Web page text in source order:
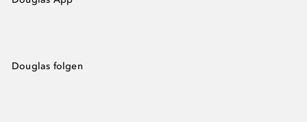
Douglas folgen